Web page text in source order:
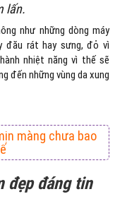
lấn.
như những dòng máy
đău rát hay sưng, đỏ vì
nhiệt năng vì thế sẽ
đến những vùng da xung
màng chưa bao
đẹp đáng tin